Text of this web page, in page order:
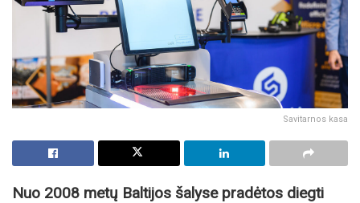
Savitarnos kasa
Nuo 2008 metų Baltijos šalyse pradėtos diegti